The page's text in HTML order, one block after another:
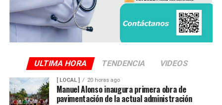
ULTIMA HORA TENDENCIA VIDEOS
[ LOCAL ] 20 horas ago
Manuel Alonso inaugura primera obra de
pavimentación de la actual administración